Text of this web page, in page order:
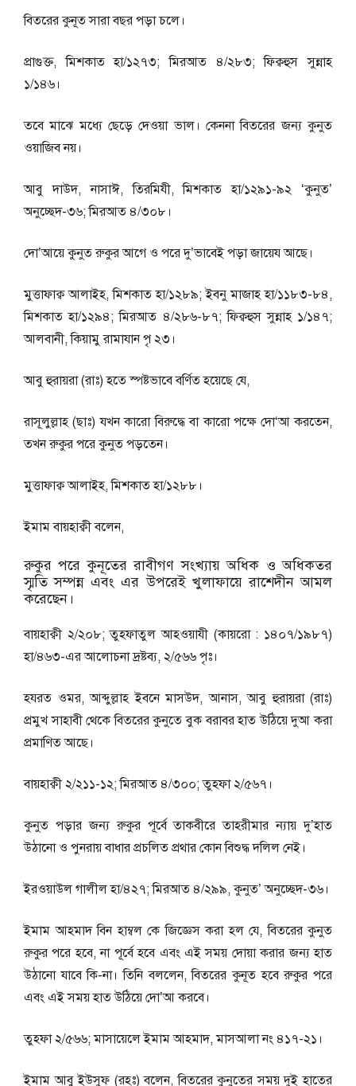
বিতরের কুনূত সারা বছর পড়া চলে।
প্রাগুক্ত, মিশকাত হা/১২৭৩; মিরআত ৪/২৮৩; ফিক্বহুস সুন্নাহ
১/১৪৬।
তবে মাঝে মধ্যে ছেড়ে দেওয়া ভাল। কেননা বিতরের জন্য কুনুত
ওয়াজিব নয়।
আবু দাউদ, নাসাঈ, তিরমিযী, মিশকাত হা/১২৯১-৯২ ‘কুনুত’
অনুচ্ছেদ-৩৬; মিরআত ৪/৩০৮।
দো’আয়ে কুনুত রুকুর আগে ও পরে দু’ভাবেই পড়া জায়েয আছে।
মুত্তাফাক্ব আলাইহ, মিশকাত হা/১২৮৯; ইবনু মাজাহ হা/১১৮৩-৮৪,
মিশকাত হা/১২৯৪; মিরআত ৪/২৮৬-৮৭; ফিক্বহুস সুন্নাহ ১/১৪৭;
আলবানী, কিয়ামু রামাযান পৃ ২৩।
আবু হুরায়রা (রাঃ) হতে স্পষ্টভাবে বর্ণিত হয়েছে যে,
রাসূলুল্লাহ (ছাঃ) যখন কারাে বিরুদ্ধে বা কারাে পক্ষে দো‘আ করতেন,
তখন রুকুর পরে কুনুত পড়তেন।
মুত্তাফাক্ব আলাইহ, মিশকাত হা/১২৮৮।
ইমাম বায়হাক্বী বলেন,
রুকুর পরে কুনূতের রাবীগণ সংখ্যায় অধিক ও অধিকতর
স্মৃতি সম্পন্ন এবং এর উপরেই খুলাফায়ে রাশেদীন আমল
করেছেন।
বায়হাক্বী ২/২০৮; তুহফাতুল আহওয়াযী (কায়রো : ১৪০৭/১৯৮৭)
হা/৪৬৩-এর আলোচনা দ্রষ্টব্য, ২/৫৬৬ পৃঃ।
হযরত ওমর, আব্দুল্লাহ ইবনে মাসউদ, আনাস, আবু হুরায়রা (রাঃ)
প্রমুখ সাহাবী থেকে বিতরের কুনুতে বুক বরাবর হাত উঠিয়ে দুআ করা
প্রমাণিত আছে।
বায়হাক্বী ২/২১১-১২; মিরআত ৪/৩০০; তুহফা ২/৫৬৭।
কুনুত পড়ার জন্য রুকুর পূর্বে তাকবীরে তাহরীমার ন্যায় দু’হাত
উঠানাে ও পুনরায় বাধার প্রচলিত প্রথার কোন বিশুদ্ধ দলিল নেই।
ইরওয়াউল গালীল হা/৪২৭; মিরআত ৪/২৯৯, কুনুত’ অনুচ্ছেদ-৩৬।
ইমাম আহমাদ বিন হাম্বল কে জিজ্ঞেস করা হল যে, বিতরের কুনুত
রুকুর পরে হবে, না পূর্বে হবে এবং এই সময় দোয়া করার জন্য হাত
উঠানো যাবে কি-না। তিনি বললেন, বিতরের কুনূত হবে রুকুর পরে
এবং এই সময় হাত উঠিয়ে দো’আ করবে।
তুহফা ২/৫৬৬; মাসায়েলে ইমাম আহমাদ, মাসআলা নং ৪১৭-২১।
ইমাম আবু ইউসুফ (রহঃ) বলেন, বিতরের কুনুতের সময় দুই হাতের